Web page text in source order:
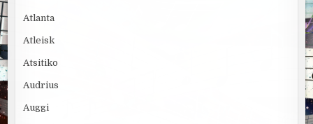
Atlanta
Atleisk
Atsitiko
Audrius
Auggi